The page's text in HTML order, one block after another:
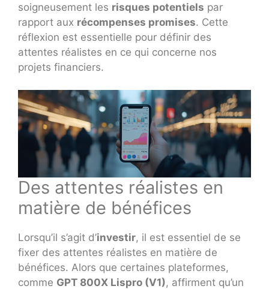
soigneusement les risques potentiels par
rapport aux récompenses promises. Cette
réflexion est essentielle pour définir des
attentes réalistes en ce qui concerne nos
projets financiers.
Des attentes réalistes en
matière de bénéfices
Lorsqu’il s’agit d’investir, il est essentiel de se
fixer des attentes réalistes en matière de
bénéfices. Alors que certaines plateformes,
comme GPT 800X Lispro (V1), affirment qu’un